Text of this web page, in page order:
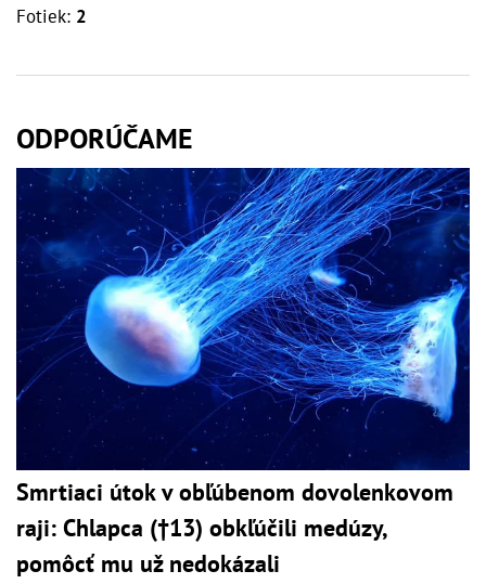
Fotiek: 2
ODPORÚČAME
Smrtiaci útok v obľúbenom dovolenkovom
raji: Chlapca (†13) obkľúčili medúzy,
pomôcť mu už nedokázali